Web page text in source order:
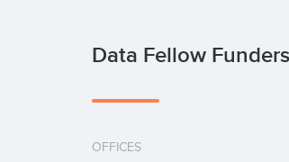
Data Fellow Funders
OFFICES